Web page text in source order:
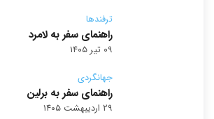
ترفندها
راهنمای سفر به لامرد
۰۹ تیر ۱۴۰۵
جهانگردی
راهنمای سفر به برلین
۲۹ اردیبهشت ۱۴۰۵